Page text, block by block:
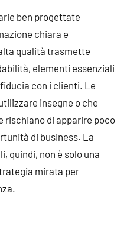
ben progettate
chiara e
qualità trasmette
elementi essenziali
con i clienti. Le
insegne o che
rischiano di apparire poco
di business. La
quindi, non è solo una
mirata per